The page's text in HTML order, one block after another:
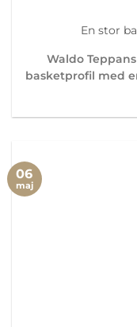
En stor
Waldo
basketprofil med
06
maj